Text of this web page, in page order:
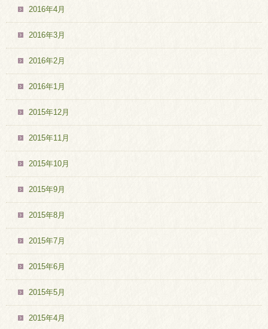
2016年4月
2016年3月
2016年2月
2016年1月
2015年12月
2015年11月
2015年10月
2015年9月
2015年8月
2015年7月
2015年6月
2015年5月
2015年4月